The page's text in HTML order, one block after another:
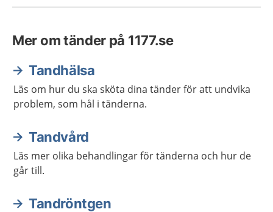
Mer om tänder på 1177.se
Tandhälsa
Läs om hur du ska sköta dina tänder för att undvika
problem, som hål i tänderna.
Tandvård
Läs mer olika behandlingar för tänderna och hur de
går till.
Tandröntgen